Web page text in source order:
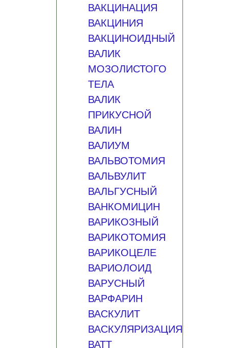
ВАКЦИНАЦИЯ
ВАКЦИНИЯ
ВАКЦИНОИДНЫЙ
ВАЛИК
МОЗОЛИСТОГО
ТЕЛА
ВАЛИК
ПРИКУСНОЙ
ВАЛИН
ВАЛИУМ
ВАЛЬВОТОМИЯ
ВАЛЬВУЛИТ
ВАЛЬГУСНЫЙ
ВАНКОМИЦИН
ВАРИКОЗНЫЙ
ВАРИКОТОМИЯ
ВАРИКОЦЕЛЕ
ВАРИОЛОИД
ВАРУСНЫЙ
ВАРФАРИН
ВАСКУЛИТ
ВАСКУЛЯРИЗАЦИЯ
ВАТТ